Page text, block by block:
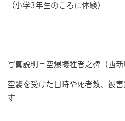
（小学3年生のころに体験）
写真説明＝空爆犠牲者之碑（西新
空襲を受けた日時や死者数、被
す